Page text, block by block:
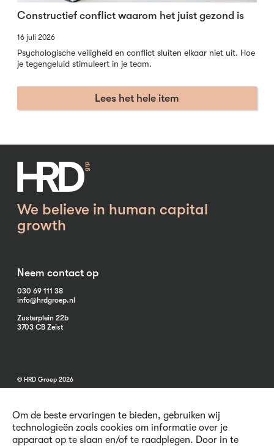
Om de beste ervaringen te bieden, gebruiken wij
technologieën zoals cookies om informatie over je
apparaat op te slaan en/of te raadplegen. Door in te
Constructief conflict waarom het juist gezond is
16 juli 2026
Psychologische veiligheid en conflict sluiten elkaar niet uit. Hoe
je tegengeluid stimuleert in je team.
Lees het hele item
We believe in human capital
growth
Neem contact op
030 69 111 38
info@hrdgroep.nl
Zusterplein 22b
3703 CB Zeist
© HRD Groep 2026